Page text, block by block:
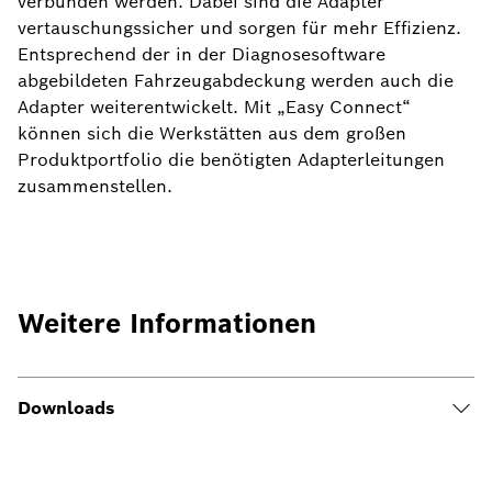
vertauschungssicher und sorgen für mehr Effizienz.
Entsprechend der in der Diagnosesoftware
abgebildeten Fahrzeugabdeckung werden auch die
Adapter weiterentwickelt. Mit „Easy Connect“
können sich die Werkstätten aus dem großen
Produktportfolio die benötigten Adapterleitungen
zusammenstellen.
Weitere Informationen
Downloads